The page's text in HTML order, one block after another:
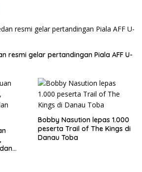
resmi gelar pertandingan Piala AFF U-
Bobby Nasution lepas 1.000
peserta Trail of The Kings di
Danau Toba